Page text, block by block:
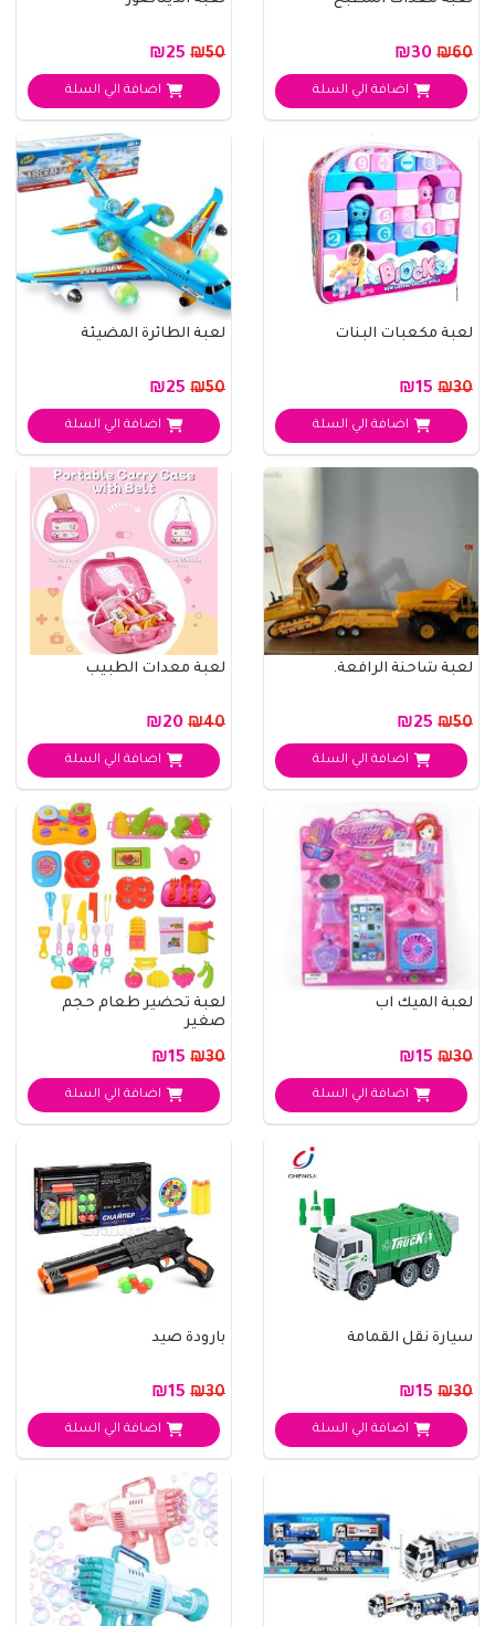
₪60
اضافة الي السلة
₪50
اضافة الي السلة
لعبة مكعبات البنات
₪30
اضافة الي السلة
لعبة الطائرة المضيئة
₪50
اضافة الي السلة
لعبة شاحنة الرافعة.
₪50
اضافة الي السلة
لعبة معدات الطبيب
₪40
اضافة الي السلة
لعبة الميك اب
₪30
اضافة الي السلة
لعبة تحضير طعام حجم
صغير
₪30
اضافة الي السلة
سيارة نقل القمامة
₪30
اضافة الي السلة
بارودة صيد
₪30
اضافة الي السلة